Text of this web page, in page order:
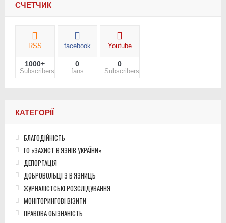
СЧЕТЧИК
RSS
1000+
Subscribers
facebook
0
fans
Youtube
0
Subscribers
КАТЕГОРІЇ
БЛАГОДІЙНІСТЬ
ГО «ЗАХИСТ В'ЯЗНІВ УКРАЇНИ»
ДЕПОРТАЦІЯ
ДОБРОВОЛЬЦІ З В'ЯЗНИЦЬ
ЖУРНАЛІСТСЬКІ РОЗСЛІДУВАННЯ
МОНІТОРИНГОВІ ВІЗИТИ
ПРАВОВА ОБІЗНАНІСТЬ